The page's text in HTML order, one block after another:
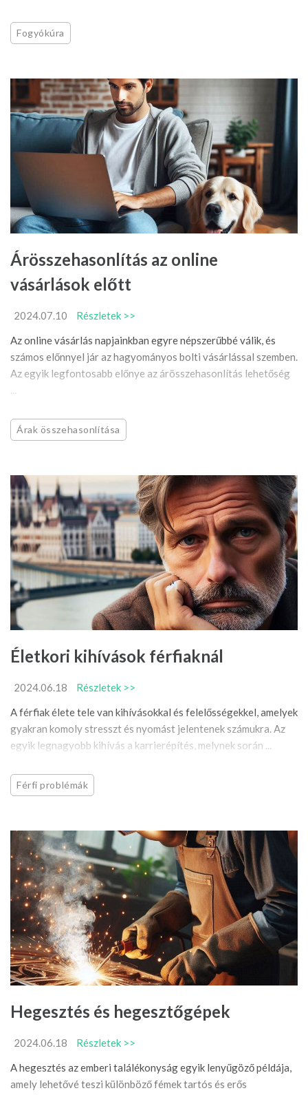
Fogyókúra
Árösszehasonlítás az online
vásárlások előtt
2024.07.10
Részletek >>
Az online vásárlás napjainkban egyre népszerűbbé válik, és
számos előnnyel jár az hagyományos bolti vásárlással szemben.
Az egyik legfontosabb előnye az árösszehasonlítás lehetőség
...
Árak összehasonlítása
Életkori kihívások férfiaknál
2024.06.18
Részletek >>
A férfiak élete tele van kihívásokkal és felelősségekkel, amelyek
gyakran komoly stresszt és nyomást jelentenek számukra. Az
egyik legnagyobb kihívás a karrierépítés, melynek során ...
Férfi problémák
Hegesztés és hegesztőgépek
2024.06.18
Részletek >>
A hegesztés az emberi találékonyság egyik lenyűgöző példája,
amely lehetővé teszi különböző fémek tartós és erős